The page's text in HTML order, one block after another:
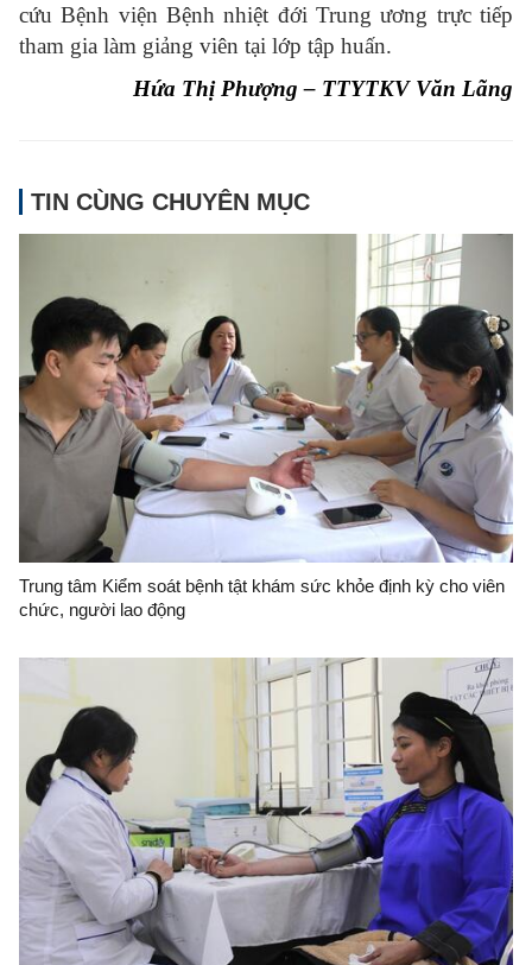
cứu Bệnh viện Bệnh nhiệt đới Trung ương trực tiếp
tham gia làm giảng viên tại lớp tập huấn.
Hứa Thị Phượng – TTYTKV Văn Lãng
TIN CÙNG CHUYÊN MỤC
Trung tâm Kiểm soát bệnh tật khám sức khỏe định kỳ cho viên
chức, người lao động